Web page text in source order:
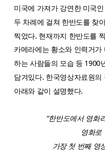
미국에 가져가 강연한 미국
두 차례에 걸쳐 한반도를 찾
찍었다. 현재까지 한반도를
카메라에는 황소와 인력거
하는 사람들의 모습 등 1900
담겨있다. 한국영상자료원
아래와 같이 설명했다.
“한반도에서 영화
영화로
가장 첫 번째 영